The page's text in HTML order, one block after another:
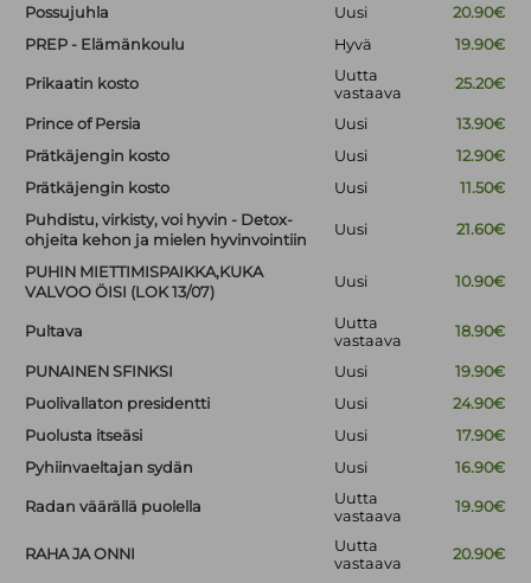
Possujuhla Uusi
20.90€
PREP - Elämänkoulu
Hyvä 19.90€
Prikaatin kosto
Uutta
vastaava
25.20€
Prince of Persia Uusi
13.90€
Prätkäjengin kosto
Uusi
12.90€
Prätkäjengin kosto
Uusi
11.50€
Puhdistu, virkisty, voi hyvin - Detox-
ohjeita kehon ja mielen hyvinvointiin
Uusi 21.60€
PUHIN MIETTIMISPAIKKA,KUKA
VALVOO ÖISI (LOK 13/07)
Uusi 10.90€
Pultava
Uutta
vastaava
18.90€
PUNAINEN SFINKSI Uusi
19.90€
Puolivallaton presidentti
Uusi
24.90€
Puolusta itseäsi
Uusi
17.90€
Pyhiinvaeltajan sydän
Uusi 16.90€
Radan väärällä puolella
Uutta
vastaava
19.90€
RAHA JA ONNI
Uutta
vastaava
20.90€